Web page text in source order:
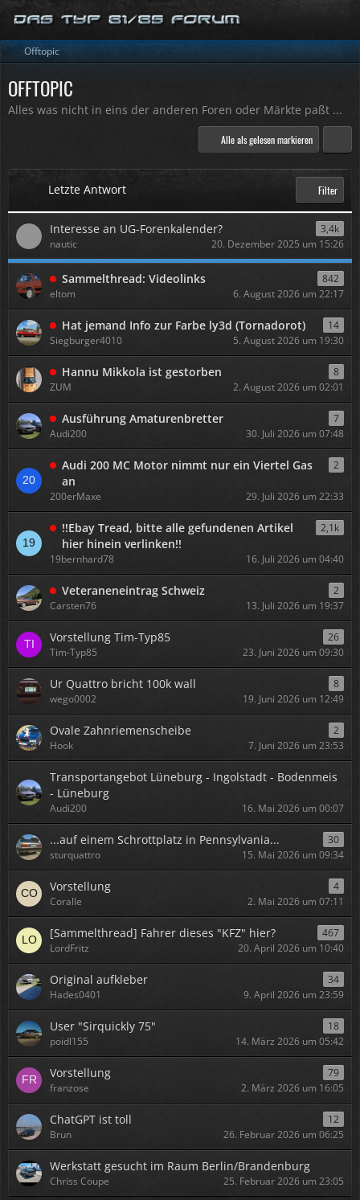
Offtopic
OFFTOPIC
Alles was nicht in eins der anderen Foren oder Märkte paßt ...
Alle als gelesen markieren
Letzte Antwort Filter
Interesse an UG-Forenkalender?
3,4k
nautic
20. Dezember 2025 um 15:26
Sammelthread: Videolinks
842
eltom
6. August 2026 um 22:17
Hat jemand Info zur Farbe ly3d (Tornadorot)
14
Siegburger4010
5. August 2026 um 19:30
Hannu Mikkola ist gestorben
8
ZUM
2. August 2026 um 02:01
Ausführung Amaturenbretter
7
Audi200
30. Juli 2026 um 07:48
Audi 200 MC Motor nimmt nur ein Viertel Gas
an
2
200erMaxe 29. Juli 2026 um 22:33
!!Ebay Tread, bitte alle gefundenen Artikel
hier hinein verlinken!!
2,1k
19bernhard78 16. Juli 2026 um 04:40
Veteraneneintrag Schweiz
2
Carsten76
13. Juli 2026 um 19:37
Vorstellung Tim-Typ85
26
Tim-Typ85
23. Juni 2026 um 09:30
Ur Quattro bricht 100k wall
8
wego0002
19. Juni 2026 um 12:49
Ovale Zahnriemenscheibe
2
Hook
7. Juni 2026 um 23:53
Transportangebot Lüneburg - Ingolstadt - Bodenmeis
- Lüneburg
Audi200 16. Mai 2026 um 00:07
...auf einem Schrottplatz in Pennsylvania...
30
sturquattro
15. Mai 2026 um 09:34
Vorstellung
4
Coralle
2. Mai 2026 um 07:11
[Sammelthread] Fahrer dieses "KFZ" hier?
467
LordFritz
20. April 2026 um 10:40
Original aufkleber
34
Hades0401
9. April 2026 um 23:59
User "Sirquickly 75"
18
poidl155
14. März 2026 um 05:42
Vorstellung
79
franzose
2. März 2026 um 16:05
ChatGPT ist toll
12
Brun
26. Februar 2026 um 06:25
Werkstatt gesucht im Raum Berlin/Brandenburg
Chriss Coupe 25. Februar 2026 um 23:05